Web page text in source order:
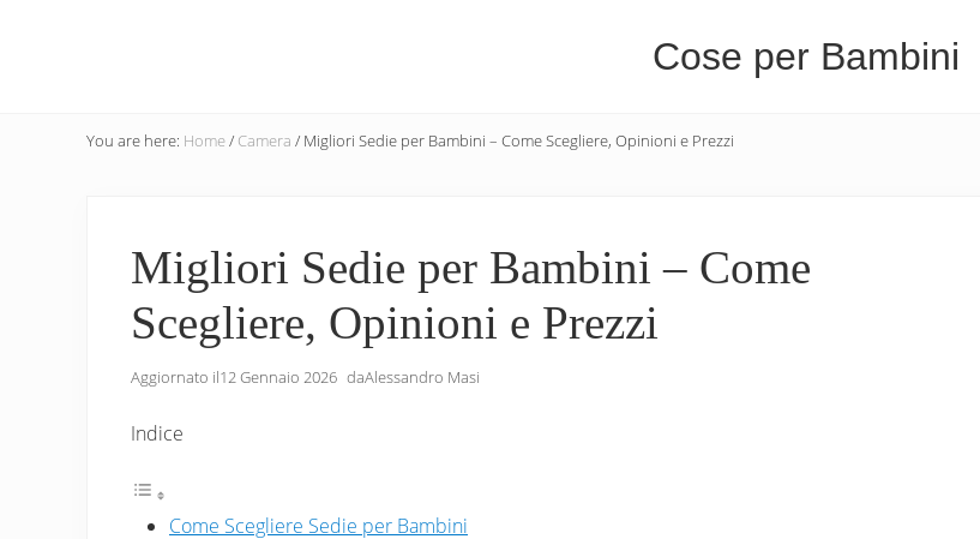
Cose per Bambini
Servono
per
You are here: Home/ Camera / Migliori Sedie per Bambini – Come Scegliere, Opinioni e Prezzi
Migliori Sedie per Bambini – Come
Scegliere, Opinioni e Prezzi
Aggiornato il12 Gennaio 2026 daAlessandro Masi
Indice
Come Scegliere Sedie per Bambini